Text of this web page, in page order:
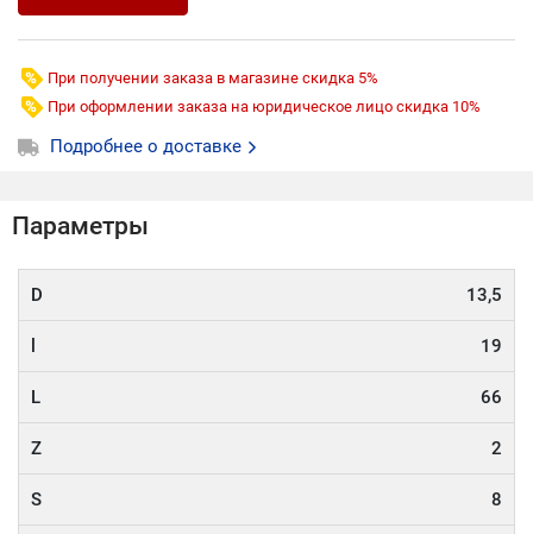
При получении заказа в магазине скидка 5%
При оформлении заказа на юридическое лицо скидка 10%
Подробнее о доставке
Параметры
D 13,5
19
L 66
Z 2
S 8